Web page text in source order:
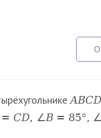
ABCD
= CD, ∠B = 85°, ∠